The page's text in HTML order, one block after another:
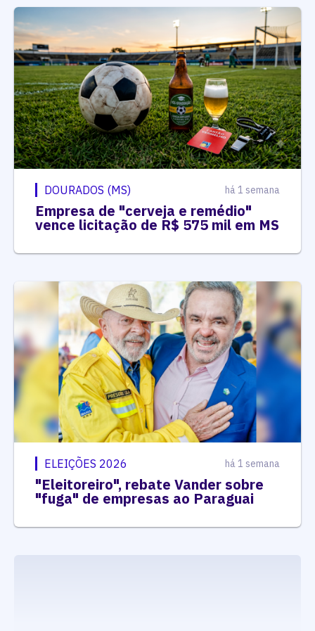
DOURADOS (MS) há 1 semana
Empresa de "cerveja e remédio"
vence licitação de R$ 575 mil em MS
ELEIÇÕES 2026 há 1 semana
"Eleitoreiro", rebate Vander sobre
"fuga" de empresas ao Paraguai